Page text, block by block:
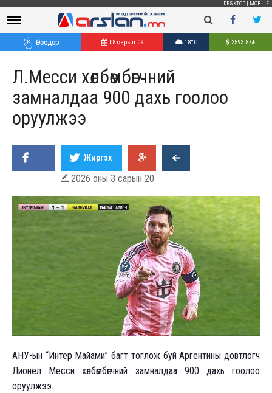
DESKTOP MOBILE
Өнөөдөр 08 сарын 09 18°C 3593.87₮
Л.Месси хөлбөмбөгчний
замналдаа 900 дахь гоолоо
оруулжээ
Жиргэх
 2026 оны 3 сарын 20
АНУ-ын “Интер Майами” багт тоглож буй Аргентины довтлогч
Лионел Месси хөлбөмбөгчний замналдаа 900 дахь гоолоо
оруулжээ.